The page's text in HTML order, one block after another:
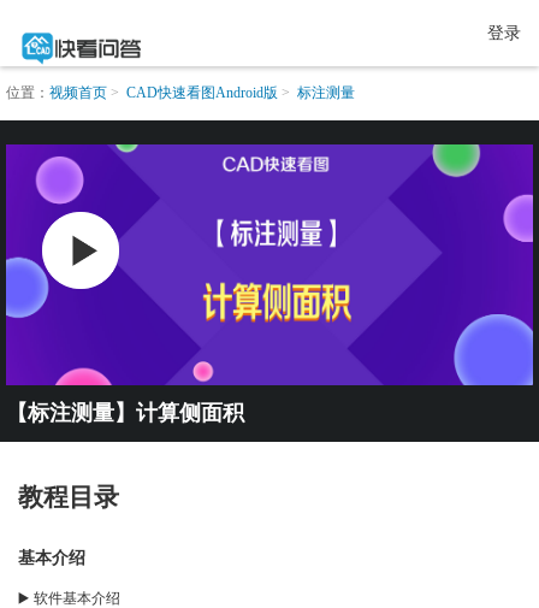
登录
位置： 视频首页 CAD快速看图Android版 标注测量
【标注测量】计算侧面积
教程目录
基本介绍
▶️ 软件基本介绍